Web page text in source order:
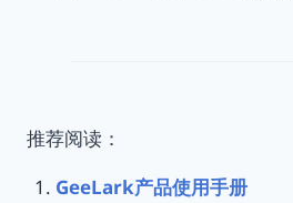
推荐阅读：
GeeLark产品使用手册